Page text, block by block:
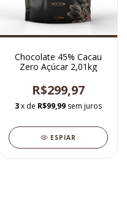
Chocolate 45% Cacau
Zero Açúcar 2,01kg
R$299,97
3x de R$99,99 sem juros
ESPIAR